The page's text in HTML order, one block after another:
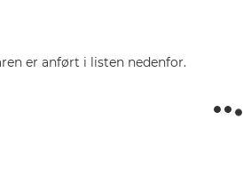
er anført i listen nedenfor.